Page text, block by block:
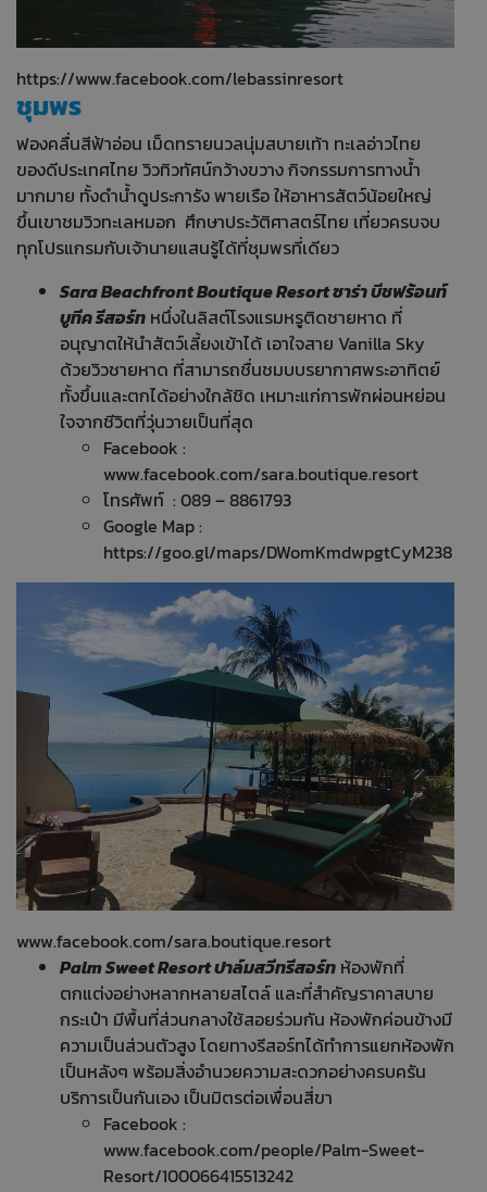
https://www.facebook.com/lebassinresort
ชุมพร
ฟองคลื่นสีฟ้าอ่อน เม็ดทรายนวลนุ่มสบายเท้า ทะเลอ่าวไทย
ของดีประเทศไทย วิวทิวทัศน์กว้างขวาง กิจกรรมการทางน้ำ
มากมาย ทั้งดำน้ำดูประการัง พายเรือ ให้อาหารสัตว์น้อยใหญ่
ขึ้นเขาชมวิวทะเลหมอก ศึกษาประวัติศาสตร์ไทย เที่ยวครบจบ
ทุกโปรแกรมกับเจ้านายแสนรู้ได้ที่ชุมพรที่เดียว
Sara Beachfront Boutique Resort ซาร่า บีชฟร้อนท์
บูทีค รีสอร์ท หนึ่งในลิสต์โรงแรมหรูติดชายหาด ที่
อนุญาตให้นำสัตว์เลี้ยงเข้าได้ เอาใจสาย Vanilla Sky
ด้วยวิวชายหาด ที่สามารถชื่นชมบบรยากาศพระอาทิตย์
ทั้งขึ้นและตกได้อย่างใกล้ชิด เหมาะแก่การพักผ่อนหย่อน
ใจจากชีวิตที่วุ่นวายเป็นที่สุด
Facebook :
www.facebook.com/sara.boutique.resort
โทรศัพท์ : 089 – 8861793
Google Map :
https://goo.gl/maps/DWomKmdwpgtCyM238
www.facebook.com/sara.boutique.resort
Palm Sweet Resort ปาล์มสวีทรีสอร์ท ห้องพักที่
ตกแต่งอย่างหลากหลายสไตล์ และที่สำคัญราคาสบาย
กระเป๋า มีพื้นที่ส่วนกลางใช้สอยร่วมกัน ห้องพักค่อนข้างมี
ความเป็นส่วนตัวสูง โดยทางรีสอร์ทได้ทำการแยกห้องพัก
เป็นหลังๆ พร้อมสิ่งอำนวยความสะดวกอย่างครบครัน
บริการเป็นกันเอง เป็นมิตรต่อเพื่อนสี่ขา
Facebook :
www.facebook.com/people/Palm-Sweet-
Resort/100066415513242